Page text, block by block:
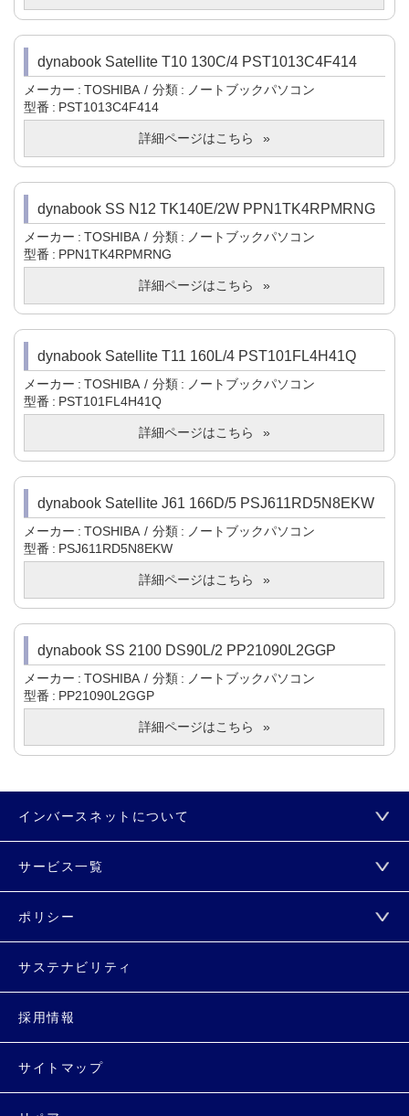
dynabook Satellite T10 130C/4 PST1013C4F414
メーカー TOSHIBA 分類
ノートブックパソコン
型番
PST1013C4F414
詳細ページはこちら
dynabook SS N12 TK140E/2W PPN1TK4RPMRNG
メーカー TOSHIBA 分類
ノートブックパソコン
型番
PPN1TK4RPMRNG
詳細ページはこちら
dynabook Satellite T11 160L/4 PST101FL4H41Q
メーカー TOSHIBA 分類
ノートブックパソコン
型番
PST101FL4H41Q
詳細ページはこちら
dynabook Satellite J61 166D/5 PSJ611RD5N8EKW
メーカー TOSHIBA 分類
ノートブックパソコン
型番
PSJ611RD5N8EKW
詳細ページはこちら
dynabook SS 2100 DS90L/2 PP21090L2GGP
メーカー TOSHIBA 分類
ノートブックパソコン
型番
PP21090L2GGP
詳細ページはこちら
インバースネットについて
サービス一覧
ポリシー
サステナビリティ
採用情報
サイトマップ